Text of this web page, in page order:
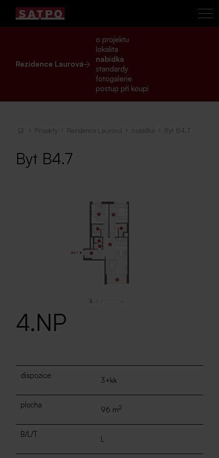
Rezidence Laurová
o projektu
lokalita
nabídka
standardy
fotogalerie
postup při koupi
Projekty Rezidence Laurová nabídka Byt B4.7
Byt B4.7
4.NP
dispozice
3+kk
plocha
96 m2
B/L/T
L